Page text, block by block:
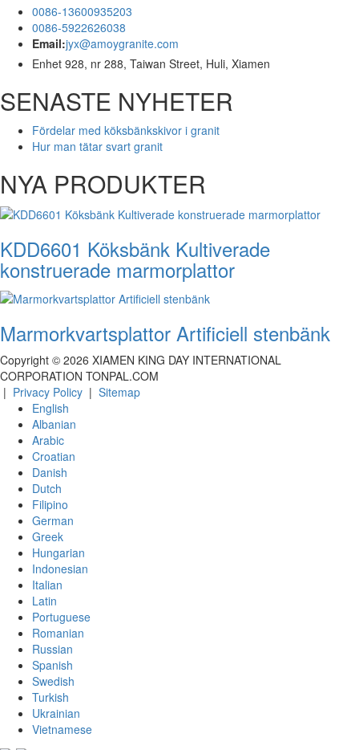
0086-13600935203
0086-5922626038
Email:jyx@amoygranite.com
Enhet 928, nr 288, Taiwan Street, Huli, Xiamen
SENASTE NYHETER
Fördelar med köksbänkskivor i granit
Hur man tätar svart granit
NYA PRODUKTER
KDD6601 Köksbänk Kultiverade
konstruerade marmorplattor
Marmorkvartsplattor Artificiell stenbänk
Copyright © 2026 XIAMEN KING DAY INTERNATIONAL
CORPORATION TONPAL.COM
| Privacy Policy | Sitemap
English
Albanian
Arabic
Croatian
Danish
Dutch
Filipino
German
Greek
Hungarian
Indonesian
Italian
Latin
Portuguese
Romanian
Russian
Spanish
Swedish
Turkish
Ukrainian
Vietnamese